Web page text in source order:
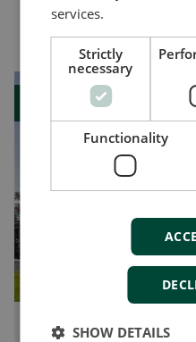
了专用的通讯通道。为
供大量交流发电机数据
独有。用户可以在发电
之间快速转换。使用基
调节避免了潜在故障。
将DVC 550与AGC-4 MK II
户带来更多效益。
DVC 550快速响应符合
VDE 4110/4105标准。
结合，容易实现符合高
services.
Strictly
necessary
Functionality
SHOW DETAILS